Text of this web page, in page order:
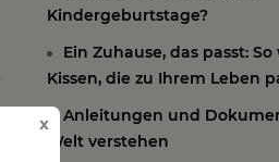
x
Kindergeburtstage?
Ein Zuhause, das passt:
Kissen, die zu Ihrem Leben
Anleitungen und
Welt verstehen